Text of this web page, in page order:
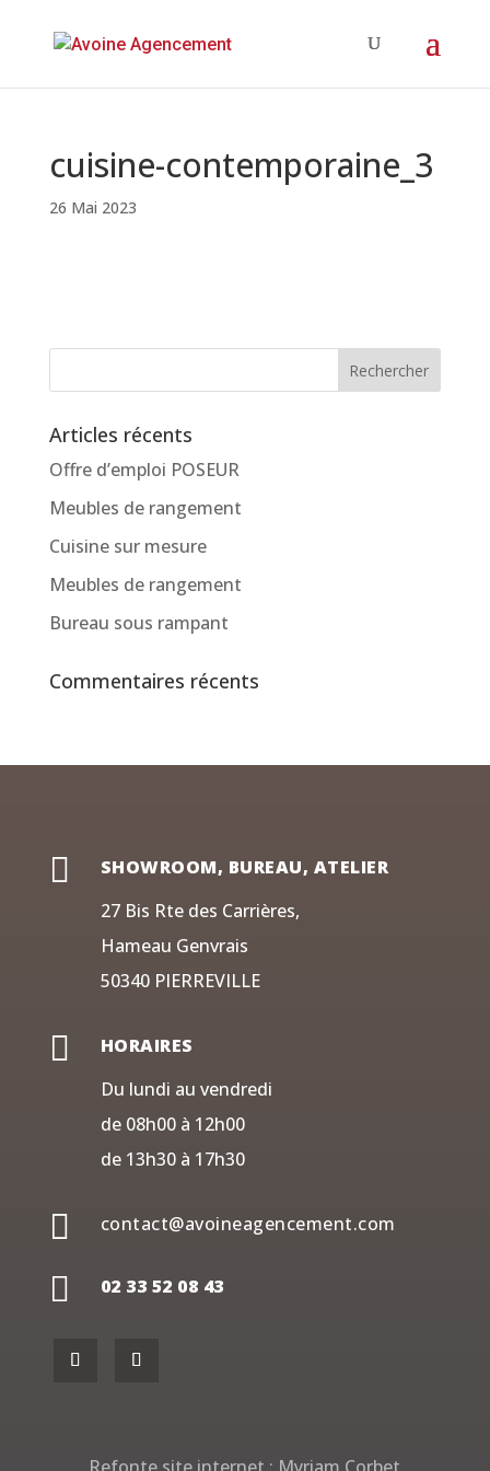
cuisine-contemporaine_3
26 Mai 2023
Articles récents
Offre d’emploi POSEUR
Meubles de rangement
Cuisine sur mesure
Meubles de rangement
Bureau sous rampant
Commentaires récents

SHOWROOM, BUREAU, ATELIER
27 Bis Rte des Carrières,
Hameau Genvrais
50340 PIERREVILLE

HORAIRES
Du lundi au vendredi
de 08h00 à 12h00
de 13h30 à 17h30
 contact@avoineagencement.com
 02 33 52 08 43